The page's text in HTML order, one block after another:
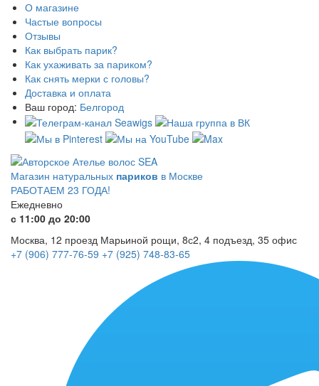
О магазине
Частые вопросы
Отзывы
Как выбрать парик?
Как ухаживать за париком?
Как снять мерки с головы?
Доставка и оплата
Ваш город: Белгород
Магазин натуральных париков в Москве
РАБОТАЕМ 23 ГОДА!
Ежедневно
с 11:00 до 20:00
Москва, 12 проезд Марьиной рощи, 8с2, 4 подъезд, 35 офис
+7 (906) 777-76-59 +7 (925) 748-83-65